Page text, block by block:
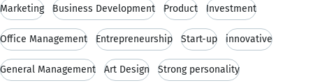
Marketing Business Development Product Investment
Office Management Entrepreneurship Start-up innovative
General Management Art Design Strong personality